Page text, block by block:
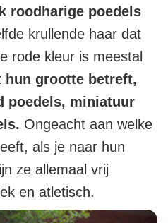
roodharige poedels
krullende haar dat
rode kleur is meestal
hun grootte betreft,
poedels, miniatuur
Ongeacht aan welke
als je naar hun
ze allemaal vrij
en atletisch.